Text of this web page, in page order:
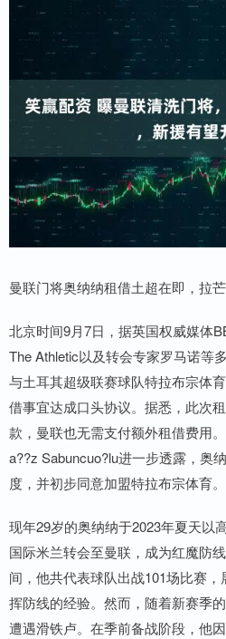
曼联门将奥纳纳租借土超在即，拉
北京时间9月7日，据英国权威媒体
The Athletic以及转会专家罗马诺等
与土耳其超级联赛球队特拉布宗体
借事宜达成口头协议。据悉，此次
款，曼联也无需支付额外租借费用
a??z Sabuncuo?lu进一步透露，奥
度，并初步同意加盟特拉布宗体育。
现年29岁的奥纳纳于2023年夏天以
国际米兰转会至曼联，成为红魔防
间，他共代表球队出战101场比赛
挥防线的经验。然而，随着新赛季
遭遇滑铁卢。在季前备战阶段，他